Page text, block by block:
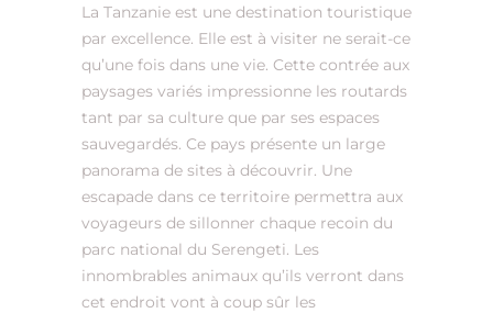
La Tanzanie est une destination touristique
par excellence. Elle est à visiter ne serait-ce
qu’une fois dans une vie. Cette contrée aux
paysages variés impressionne les routards
tant par sa culture que par ses espaces
sauvegardés. Ce pays présente un large
panorama de sites à découvrir. Une
escapade dans ce territoire permettra aux
voyageurs de sillonner chaque recoin du
parc national du Serengeti. Les
innombrables animaux qu’ils verront dans
cet endroit vont à coup sûr les